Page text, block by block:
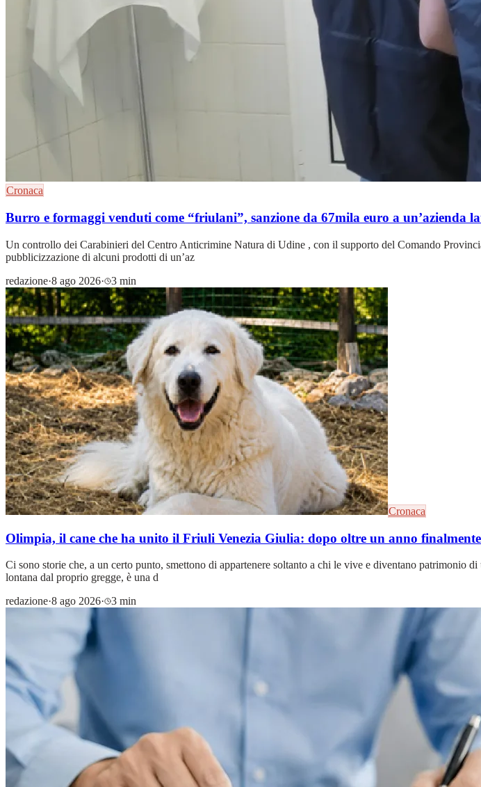
Cronaca
Burro e formaggi venduti come “friulani”, sanzione da 67mila euro a un’azienda
Un controllo dei Carabinieri del Centro Anticrimine Natura di Udine , con il supporto del Comando
pubblicizzazione di alcuni prodotti di un’az
redazione·8 ago 2026· 3 min
Cronaca
Olimpia, il cane che ha unito il Friuli Venezia Giulia: dopo oltre un anno
Ci sono storie che, a un certo punto, smettono di appartenere soltanto a chi le vive e diventano patrimonio
lontana dal proprio gregge, è una d
redazione·8 ago 2026· 3 min